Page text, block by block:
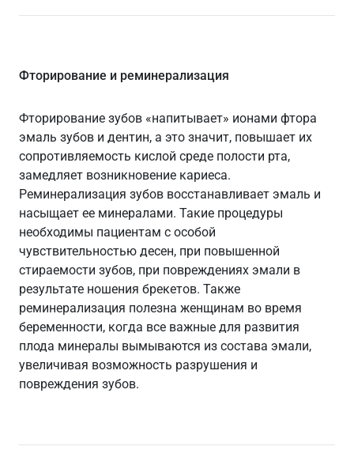
Фторирование и реминерализация
Фторирование зубов «напитывает» ионами фтора
эмаль зубов и дентин, а это значит, повышает их
сопротивляемость кислой среде полости рта,
замедляет возникновение кариеса.
Реминерализация зубов восстанавливает эмаль и
насыщает ее минералами. Такие процедуры
необходимы пациентам с особой
чувствительностью десен, при повышенной
стираемости зубов, при повреждениях эмали в
результате ношения брекетов. Также
реминерализация полезна женщинам во время
беременности, когда все важные для развития
плода минералы вымываются из состава эмали,
увеличивая возможность разрушения и
повреждения зубов.